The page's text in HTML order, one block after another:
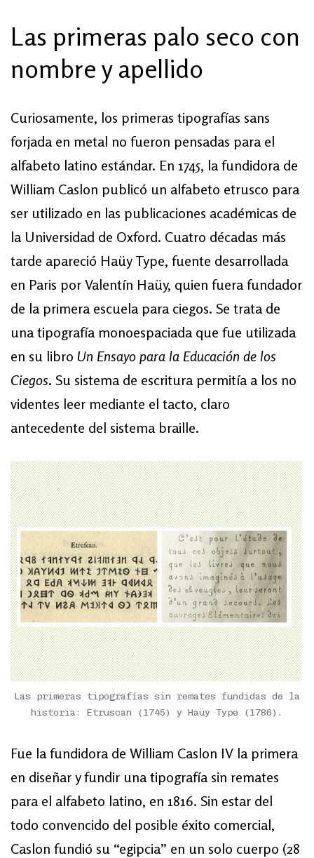
Las primeras palo seco con
nombre y apellido
Curiosamente, los primeras tipografías sans
forjada en metal no fueron pensadas para el
alfabeto latino estándar. En 1745, la fundidora de
William Caslon publicó un alfabeto etrusco para
ser utilizado en las publicaciones académicas de
la Universidad de Oxford. Cuatro décadas más
tarde apareció Haüy Type, fuente desarrollada
en Paris por Valentín Haüy, quien fuera fundador
de la primera escuela para ciegos. Se trata de
una tipografía monoespaciada que fue utilizada
en su libro Un Ensayo para la Educación de los
Ciegos. Su sistema de escritura permitía a los no
videntes leer mediante el tacto, claro
antecedente del sistema braille.
Las primeras tipografías sin remates fundidas de la
historia: Etruscan (1745) y Haüy Type (1786).
Fue la fundidora de William Caslon IV la primera
en diseñar y fundir una tipografía sin remates
para el alfabeto latino, en 1816. Sin estar del
todo convencido del posible éxito comercial,
Caslon fundió su “egipcia” en un solo cuerpo (28